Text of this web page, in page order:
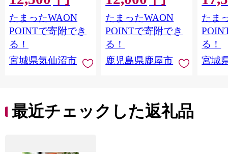
鮭切身 シャケ 切り身
冷凍 家庭用 おかず 弁
当 支援 サーモン 銀鮭
切り身 魚 わけあり
たまったWAON
POINTで寄附でき
る！
宮城県気仙沼市
たまったWAON
POINTで寄附でき
る！
鹿児島県鹿屋市
鮭切身
冷凍
当 支
切り
たま
る！
宮城
最近チェックした返礼品